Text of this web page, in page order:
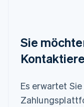
Sie
Es erwartet
English
Mexiko
EspañolEnglish
Niederlande
Nederlands